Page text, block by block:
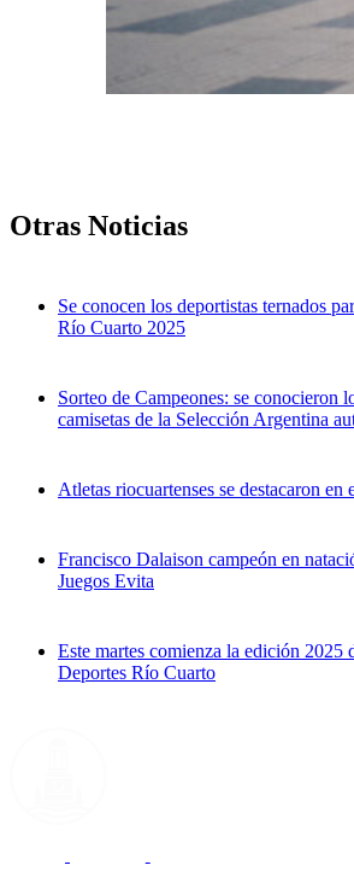
Otras Noticias
Se conocen los deportistas ternados
Río Cuarto 2025
Sorteo de Campeones: se conocieron
camisetas de la Selección Argentina
Atletas riocuartenses se destacaron
Francisco Dalaison campeón en
Juegos Evita
Este martes comienza la edición 2025
Deportes Río Cuarto